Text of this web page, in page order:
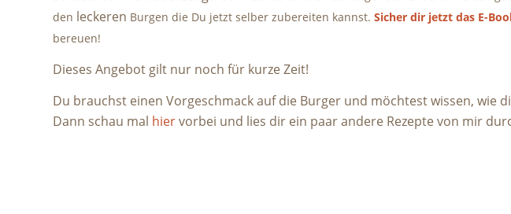
den leckeren Burgen die Du jetzt selber zubereiten kannst. Sicher dir jetzt das E-
bereuen!
Dieses Angebot gilt nur noch für kurze Zeit!
Du brauchst einen Vorgeschmack auf die Burger und möchtest wissen, wie
Dann schau mal hiervorbei und lies dir ein paar andere Rezepte von mir